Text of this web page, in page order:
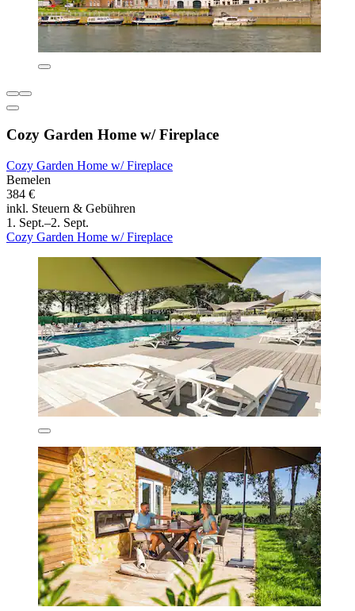
Cozy Garden Home w/ Fireplace
Cozy Garden Home w/ Fireplace
Bemelen
384 €
inkl. Steuern & Gebühren
1. Sept.–2. Sept.
Cozy Garden Home w/ Fireplace